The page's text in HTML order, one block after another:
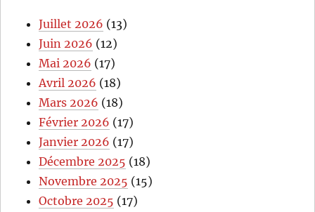
Juillet 2026 (13)
Juin 2026 (12)
Mai 2026 (17)
Avril 2026 (18)
Mars 2026 (18)
Février 2026 (17)
Janvier 2026 (17)
Décembre 2025 (18)
Novembre 2025 (15)
Octobre 2025 (17)